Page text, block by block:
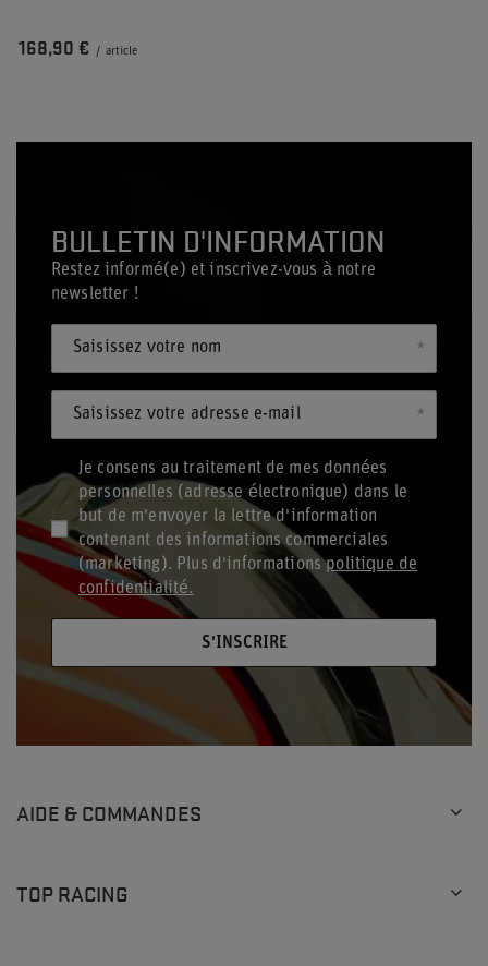
168,90 € / article
BULLETIN D'INFORMATION
Restez informé(e) et inscrivez-vous à notre
newsletter !
Saisissez votre nom
Saisissez votre adresse e-mail
Je consens au traitement de mes données
personnelles (adresse électronique) dans le
but de m'envoyer la lettre d'information
contenant des informations commerciales
(marketing). Plus d'informationspolitique de
confidentialité.
S'INSCRIRE
AIDE & COMMANDES
TOP RACING